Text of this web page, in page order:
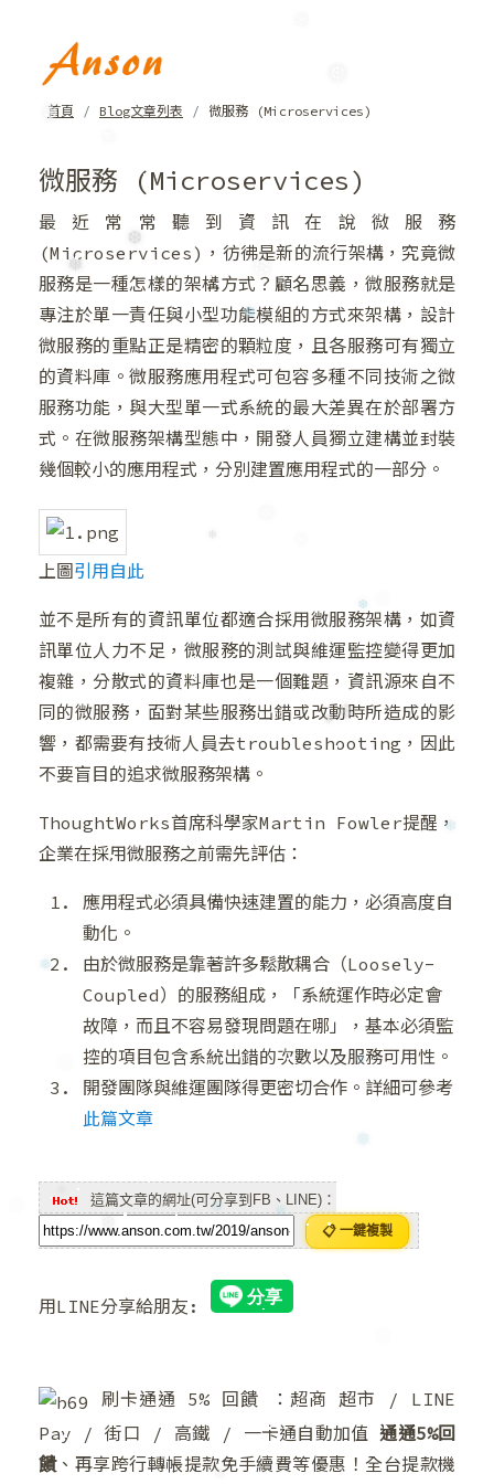
首頁 Blog文章列表 微服務 (Microservices)
微服務 (Microservices)
最近常常聽到資訊在說微服務
(Microservices)，彷彿是新的流行架構，究竟微
服務是一種怎樣的架構方式？顧名思義，微服務就是
專注於單一責任與小型功能模組的方式來架構，設計
微服務的重點正是精密的顆粒度，且各服務可有獨立
的資料庫。微服務應用程式可包容多種不同技術之微
服務功能，與大型單一式系統的最大差異在於部署方
式。在微服務架構型態中，開發人員獨立建構並封裝
幾個較小的應用程式，分別建置應用程式的一部分。
上圖引用自此
並不是所有的資訊單位都適合採用微服務架構，如資
訊單位人力不足，微服務的測試與維運監控變得更加
複雜，分散式的資料庫也是一個難題，資訊源來自不
同的微服務，面對某些服務出錯或改動時所造成的影
響，都需要有技術人員去troubleshooting，因此
不要盲目的追求微服務架構。
ThoughtWorks首席科學家Martin Fowler提醒，
企業在採用微服務之前需先評估：
應用程式必須具備快速建置的能力，必須高度自
動化。
由於微服務是靠著許多鬆散耦合（Loosely-
Coupled）的服務組成，「系統運作時必定會
故障，而且不容易發現問題在哪」，基本必須監
控的項目包含系統出錯的次數以及服務可用性。
開發團隊與維運團隊得更密切合作。詳細可參考
此篇文章
這篇文章的網址(可分享到FB、LINE)：
📋 一鍵複製
用LINE分享給朋友:
刷卡通通 5% 回饋 ：超商 超市 / LINE
Pay / 街口 / 高鐵 / 一卡通自動加值通通5%回
饋、再享跨行轉帳提款免手續費等優惠！全台提款機
❅
❄
❅
❄
❄
❆
❅
❆
❆
❅
❅